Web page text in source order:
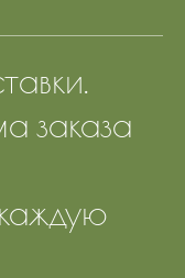
заказа